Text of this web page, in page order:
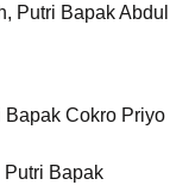
Putri Bapak Abdul
Bapak Cokro Priyo
Putri Bapak